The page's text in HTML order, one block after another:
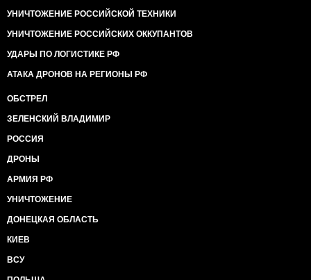
УНИЧТОЖЕНИЕ РОССИЙСКОЙ ТЕХНИКИ
УНИЧТОЖЕНИЕ РОССИЙСКИХ ОККУПАНТОВ
УДАРЫ ПО ЛОГИСТИКЕ РФ
АТАКА ДРОНОВ НА РЕГИОНЫ РФ
ОБСТРЕЛ
ЗЕЛЕНСКИЙ ВЛАДИМИР
РОССИЯ
ДРОНЫ
АРМИЯ РФ
УНИЧТОЖЕНИЕ
ДОНЕЦКАЯ ОБЛАСТЬ
КИЕВ
ВСУ